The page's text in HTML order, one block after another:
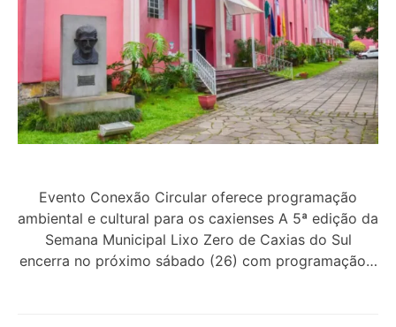
Evento Conexão Circular oferece programação
ambiental e cultural para os caxienses A 5ª edição da
Semana Municipal Lixo Zero de Caxias do Sul
encerra no próximo sábado (26) com programação…